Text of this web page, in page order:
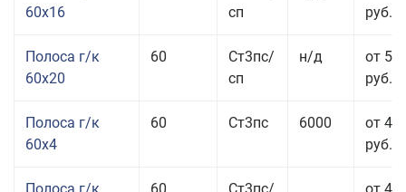
60x16
сп
руб.
Полоса г/к
60x20
60
Ст3пс/
сп
н/д
от 53
руб.
Полоса г/к
60x4
60 Ст3пс 6000
от 45
руб.